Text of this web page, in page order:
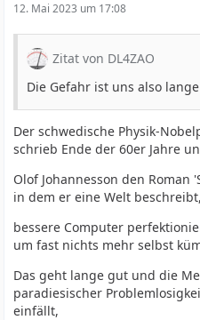
12. Mai 2023 um 17:08
Zitat von DL4ZAO
Die Gefahr ist uns also
Der schwedische Physik-
schrieb Ende der 60er Jahre
Olof Johannesson den Roman
in dem er eine Welt
bessere Computer
um fast nichts mehr selbst
Das geht lange gut und die
paradiesischer
einfällt,